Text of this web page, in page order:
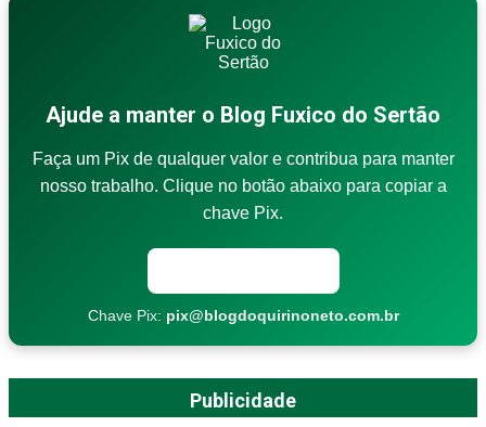
Ajude a manter o Blog Fuxico do Sertão
Faça um Pix de qualquer valor e contribua para manter
nosso trabalho. Clique no botão abaixo para copiar a
chave Pix.
Chave Pix: pix@blogdoquirinoneto.com.br
Publicidade